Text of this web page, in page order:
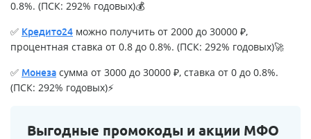
0.8%. (ПСК: 292% годовых)💰
✅ Кредито24 можно получить от 2000 до 30000 ₽,
процентная ставка от 0.8 до 0.8%. (ПСК: 292% годовых)🚀
✅ Монеза сумма от 3000 до 30000 ₽, ставка от 0 до 0.8%.
(ПСК: 292% годовых)⚡
Выгодные промокоды и акции МФО